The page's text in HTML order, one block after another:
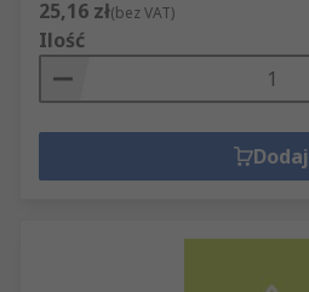
25,16 zł(bez VAT)
Ilość
Dodaj